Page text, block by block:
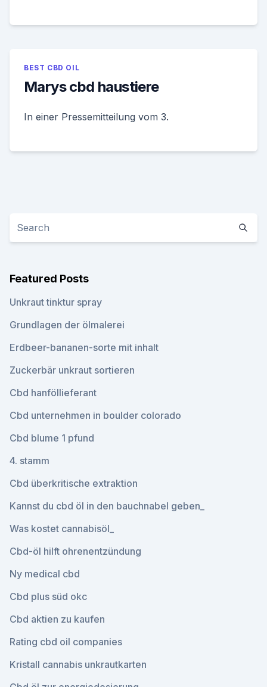
BEST CBD OIL
Marys cbd haustiere
In einer Pressemitteilung vom 3.
Featured Posts
Unkraut tinktur spray
Grundlagen der ölmalerei
Erdbeer-bananen-sorte mit inhalt
Zuckerbär unkraut sortieren
Cbd hanföllieferant
Cbd unternehmen in boulder colorado
Cbd blume 1 pfund
4. stamm
Cbd überkritische extraktion
Kannst du cbd öl in den bauchnabel geben_
Was kostet cannabisöl_
Cbd-öl hilft ohrenentzündung
Ny medical cbd
Cbd plus süd okc
Cbd aktien zu kaufen
Rating cbd oil companies
Kristall cannabis unkrautkarten